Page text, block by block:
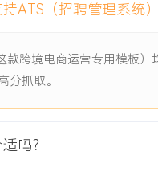
搭建独立站，完成域名注册
与Pinterest账号，制
片，发起小型赠品互动活动。
ATS（招聘管理系统
款跨境电商运营专用模板
分抓取。
吗？